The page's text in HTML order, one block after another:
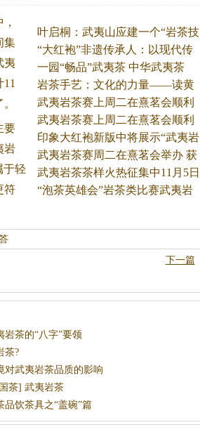
叶启桐：武夷山应建一个“岩茶技
“大红袍”非遗传承人：以现代传
一园“畅品”武夷茶 中华武夷茶
岩茶手艺：文化的力量——读黄
贤
武夷岩茶赛上周二在熹茗会顺利
举
武夷岩茶赛上周二在熹茗会顺利
举
印象大红袍新版中将展示“武夷岩
武夷岩茶赛周二在熹茗会举办 获
武夷岩茶茶样火热征集中11月5日
“泡茶英雄会”岩茶类比赛武夷岩
集
夷
11
要
岩
于轻
符
下一篇
岩茶的“八字”要领
茶?
对武夷岩茶品质的影响
茶] 武夷岩茶
品饮茶具之“盖碗”篇